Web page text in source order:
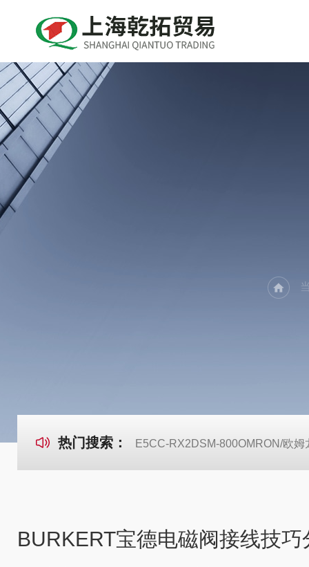
热门搜索： E5CC-RX2DSM-800OMRON/欧
BURKERT宝德电磁阀接线技